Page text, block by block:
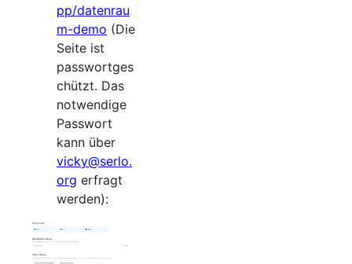
pp/datenrau
m-demo (Die
Seite ist
passwortges
chützt. Das
notwendige
Passwort
kann über
vicky@serlo.
org erfragt
werden):